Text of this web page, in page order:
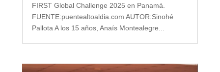
FIRST Global Challenge 2025 en Panamá.
FUENTE:puentealtoaldia.com AUTOR:Sinohé
Pallota A los 15 años, Anaís Montealegre...